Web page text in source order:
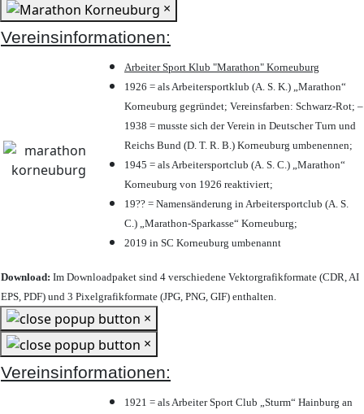
×
Vereinsinformationen:
Arbeiter Sport Klub "Marathon" Korneuburg
1926 = als Arbeitersportklub (A. S. K.) „Marathon“
Korneuburg gegründet; Vereinsfarben: Schwarz-Rot; –
1938 = musste sich der Verein in Deutscher Turn und
Reichs Bund (D. T. R. B.) Korneuburg umbenennen;
1945 = als Arbeitersportclub (A. S. C.) „Marathon“
Korneuburg von 1926 reaktiviert;
19?? = Namensänderung in Arbeitersportclub (A. S.
C.) „Marathon-Sparkasse“ Korneuburg;
2019 in SC Korneuburg umbenannt
Download: Im Downloadpaket sind 4 verschiedene Vektorgrafikformate (CDR, AI
EPS, PDF) und 3 Pixelgrafikformate (JPG, PNG, GIF) enthalten.
×
×
Vereinsinformationen:
1921 = als Arbeiter Sport Club „Sturm“ Hainburg an